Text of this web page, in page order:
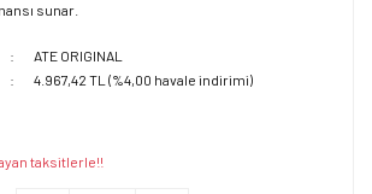
sunar.
ATE ORIGINAL
4.967,42 TL (%4,00 havale indirimi)
taksitlerle!!